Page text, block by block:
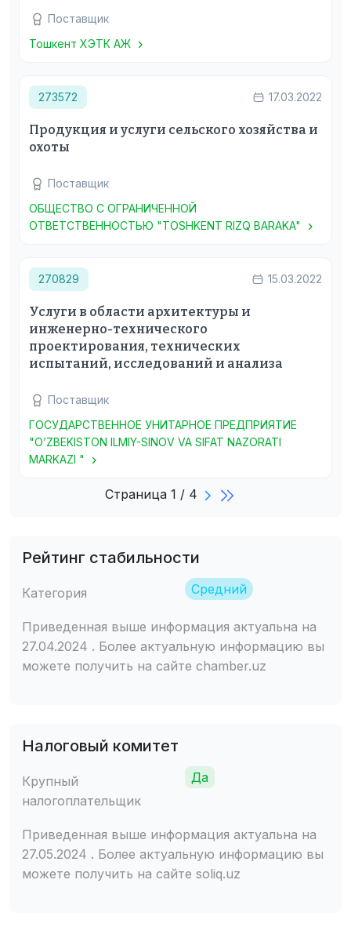
Поставщик
Тошкент ХЭТК АЖ
273572 17.03.2022
Продукция и услуги сельского хозяйства и
охоты
Поставщик
ОБЩЕСТВО С ОГРАНИЧЕННОЙ
ОТВЕТСТВЕННОСТЬЮ "TOSHKENT RIZQ BARAKA"
270829 15.03.2022
Услуги в области архитектуры и
инженерно-технического
проектирования, технических
испытаний, исследований и анализа
Поставщик
ГОСУДАРСТВЕННОЕ УНИТАРНОЕ ПРЕДПРИЯТИЕ
"O’ZBEKISTON ILMIY-SINOV VA SIFAT NAZORATI
MARKAZI "
Страница 1 / 4
Рейтинг стабильности
Категория Средний
Приведенная выше информация актуальна на
27.04.2024 . Более актуальную информацию вы
можете получить на сайте chamber.uz
Налоговый комитет
Крупный
налогоплательщик
Да
Приведенная выше информация актуальна на
27.05.2024 . Более актуальную информацию вы
можете получить на сайте soliq.uz